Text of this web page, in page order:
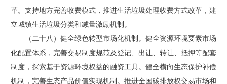
革。支持地方完善收费模式，推进生活垃圾处理收费方式改革，建
立城镇生活垃圾分类和减量激励机制。
（二十八）健全绿色转型市场化机制。健全资源环境要素市场
化配置体系，完善交易制度规范及登记、出让、转让、抵押等配套
制度，探索基于资源环境权益的融资工具。健全横向生态保护补偿
机制，完善生态产品价值实现机制。推进全国碳排放权交易市场和